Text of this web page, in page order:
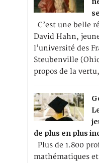
C’est une belle
David Hahn,
l’université des
Steubenville
propos de la
de plus en plus
Plus de 1.800
mathématiques